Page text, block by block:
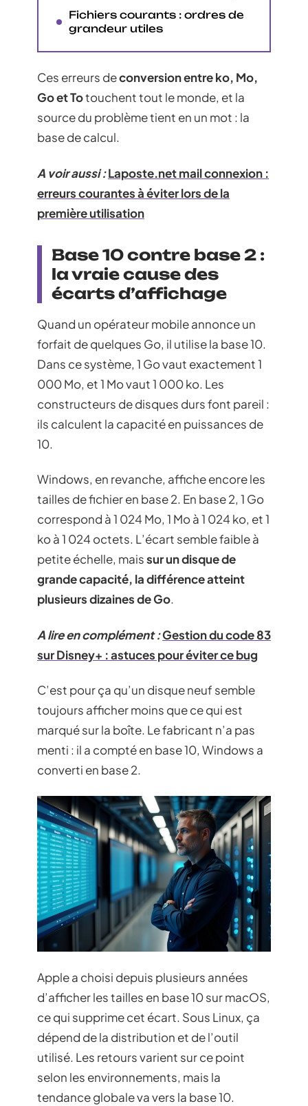
Fichiers courants : ordres de
grandeur utiles
Ces erreurs deconversion entre ko, Mo,
Go et Totouchent tout le monde, et la
source du problème tient en un mot : la
base de calcul.
A voir aussi :Laposte.net mail connexion :
erreurs courantes à éviter lors de la
première utilisation
Base 10 contre base 2 :
la vraie cause des
écarts d’affichage
Quand un opérateur mobile annonce un
forfait de quelques Go, il utilise la base 10.
Dans ce système, 1 Go vaut exactement 1
000 Mo, et 1 Mo vaut 1 000 ko. Les
constructeurs de disques durs font pareil :
ils calculent la capacité en puissances de
10.
Windows, en revanche, affiche encore les
tailles de fichier en base 2. En base 2, 1 Go
correspond à 1 024 Mo, 1 Mo à 1 024 ko, et 1
ko à 1 024 octets. L’écart semble faible à
petite échelle, maissur un disque de
grande capacité, la différence atteint
plusieurs dizaines de Go.
A lire en complément :Gestion du code 83
sur Disney+ : astuces pour éviter ce bug
C’est pour ça qu’un disque neuf semble
toujours afficher moins que ce qui est
marqué sur la boîte. Le fabricant n’a pas
menti : il a compté en base 10, Windows a
converti en base 2.
Apple a choisi depuis plusieurs années
d’afficher les tailles en base 10 sur macOS,
ce qui supprime cet écart. Sous Linux, ça
dépend de la distribution et de l’outil
utilisé. Les retours varient sur ce point
selon les environnements, mais la
tendance globale va vers la base 10.